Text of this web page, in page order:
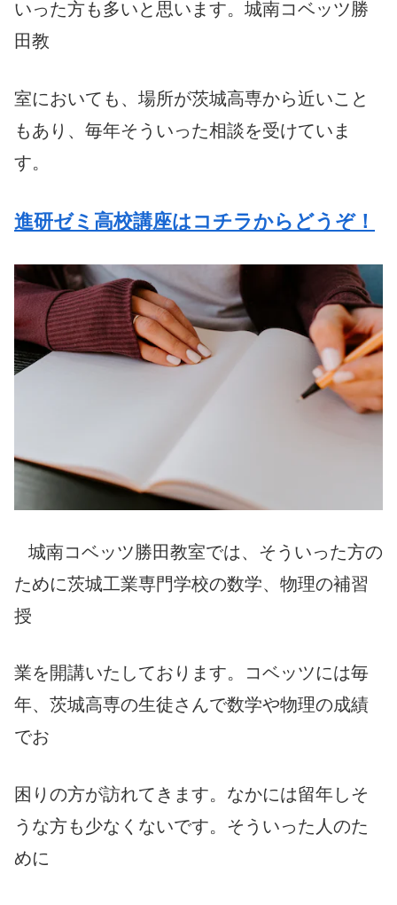
いった方も多いと思います。城南コベッツ勝
田教
室においても、場所が茨城高専から近いこと
もあり、毎年そういった相談を受けていま
す。
進研ゼミ高校講座はコチラからどうぞ！
城南コベッツ勝田教室では、そういった方の
ために茨城工業専門学校の数学、物理の補習
授
業を開講いたしており ます。コベッツには毎
年、茨城高専の生徒さんで数学や物理の成績
でお
困りの方が訪れてきます。なかには留年しそ
うな方も少なくないです。そういった人のた
めに